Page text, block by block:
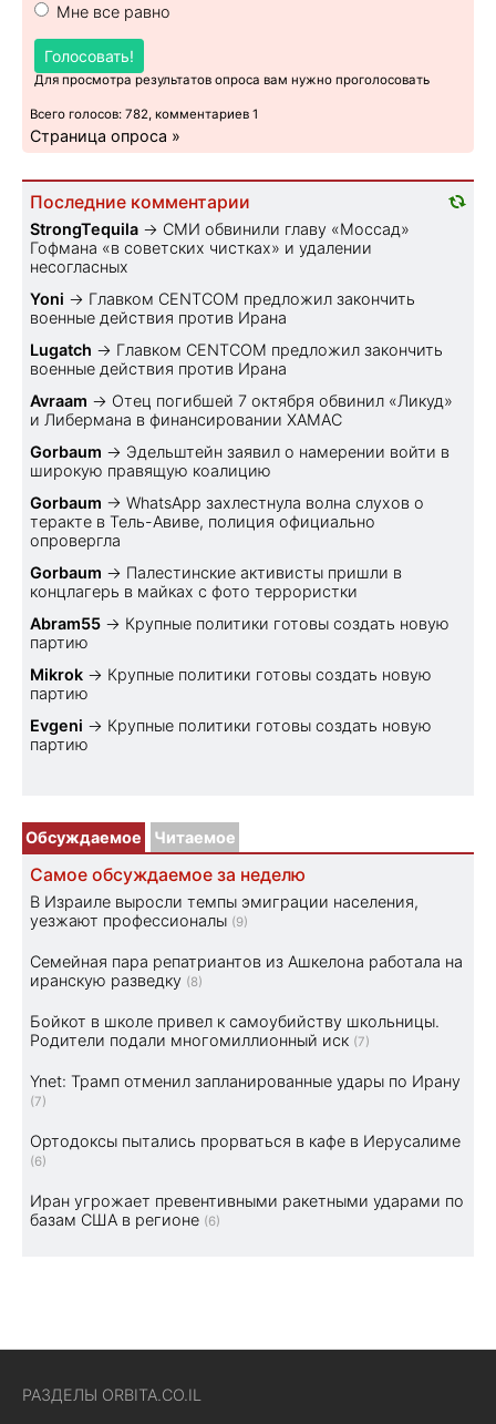
Мне все равно
Голосовать!
Для просмотра результатов опроса вам нужно проголосовать
Всего голосов: 782, комментариев 1
Страница опроса »
Последние комментарии
StrongTequila → СМИ обвинили главу «Моссад»
Гофмана «в советских чистках» и удалении
несогласных
Yoni → Главком CENTCOM предложил закончить
военные действия против Ирана
Lugatch → Главком CENTCOM предложил закончить
военные действия против Ирана
Avraam → Отец погибшей 7 октября обвинил «Ликуд»
и Либермана в финансировании ХАМАС
Gorbaum → Эдельштейн заявил о намерении войти в
широкую правящую коалицию
Gorbaum → WhatsApp захлестнула волна слухов о
теракте в Тель-Авиве, полиция официально
опровергла
Gorbaum → Палестинские активисты пришли в
концлагерь в майках с фото террористки
Abram55 → Крупные политики готовы создать новую
партию
Mikrok → Крупные политики готовы создать новую
партию
Evgeni → Крупные политики готовы создать новую
партию
Обсуждаемое Читаемое
Самое обсуждаемое за неделю
В Израиле выросли темпы эмиграции населения,
уезжают профессионалы (9)
Семейная пара репатриантов из Ашкелона работала на
иранскую разведку (8)
Бойкот в школе привел к самоубийству школьницы.
Родители подали многомиллионный иск (7)
Ynet: Трамп отменил запланированные удары по Ирану
(7)
Ортодоксы пытались прорваться в кафе в Иерусалиме
(6)
Иран угрожает превентивными ракетными ударами по
базам США в регионе (6)
РАЗДЕЛЫ ORBITA.CO.IL